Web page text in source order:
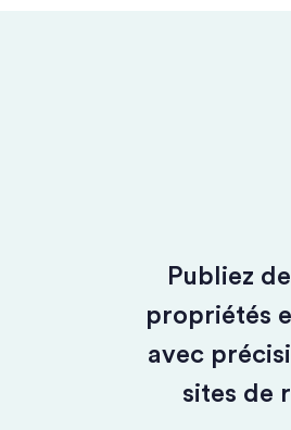
Publiez
propriétés
avec
sites de